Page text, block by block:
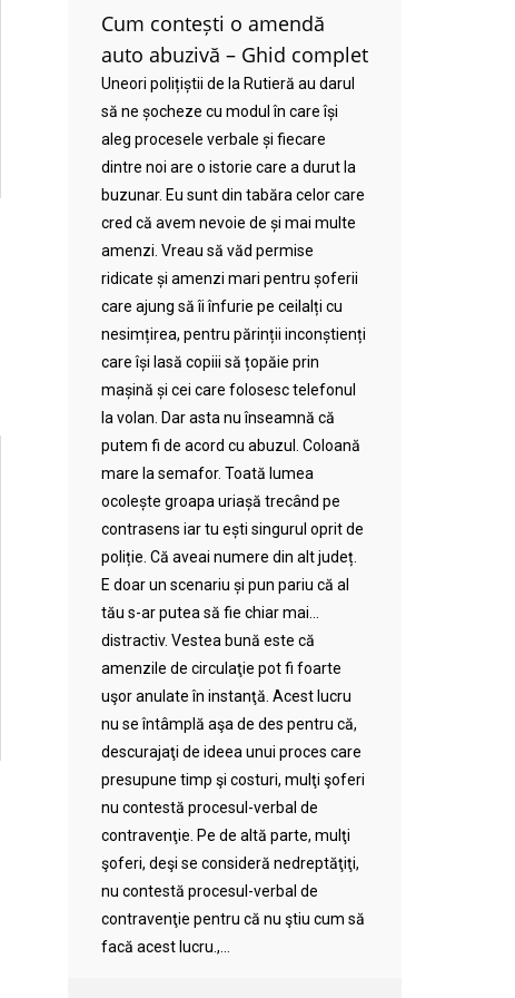
Cum contești o amendă
auto abuzivă – Ghid complet
Uneori polițiștii de la Rutieră au darul
să ne șocheze cu modul în care își
aleg procesele verbale și fiecare
dintre noi are o istorie care a durut la
buzunar. Eu sunt din tabăra celor care
cred că avem nevoie de și mai multe
amenzi. Vreau să văd permise
ridicate și amenzi mari pentru șoferii
care ajung să îi înfurie pe ceilalți cu
nesimțirea, pentru părinții inconștienți
care își lasă copiii să țopăie prin
mașină și cei care folosesc telefonul
la volan. Dar asta nu înseamnă că
putem fi de acord cu abuzul. Coloană
mare la semafor. Toată lumea
ocolește groapa uriașă trecând pe
contrasens iar tu ești singurul oprit de
poliție. Că aveai numere din alt județ.
E doar un scenariu și pun pariu că al
tău s-ar putea să fie chiar mai…
distractiv. Vestea bună este că
amenzile de circulaţie pot fi foarte
uşor anulate în instanţă. Acest lucru
nu se întâmplă aşa de des pentru că,
descurajaţi de ideea unui proces care
presupune timp şi costuri, mulţi şoferi
nu contestă procesul-verbal de
contravenţie. Pe de altă parte, mulţi
şoferi, deşi se consideră nedreptăţiţi,
nu contestă procesul-verbal de
contravenţie pentru că nu ştiu cum să
facă acest lucru.,...